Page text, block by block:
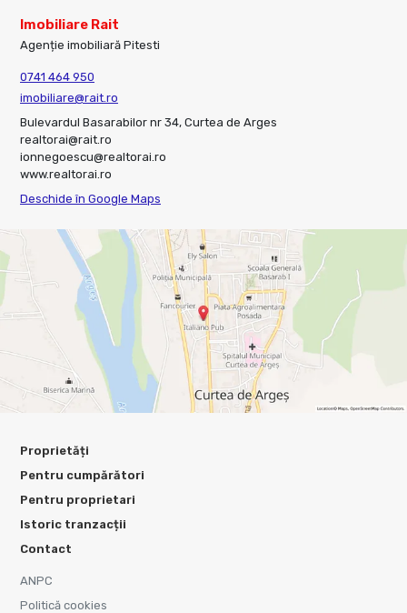
Imobiliare Rait
Agenție imobiliară Pitesti
0741 464 950
imobiliare@rait.ro
Bulevardul Basarabilor nr 34, Curtea de Arges
realtorai@rait.ro
ionnegoescu@realtorai.ro
www.realtorai.ro
Deschide în Google Maps
Proprietăți
Pentru cumpărători
Pentru proprietari
Istoric tranzacții
Contact
ANPC
Politică cookies